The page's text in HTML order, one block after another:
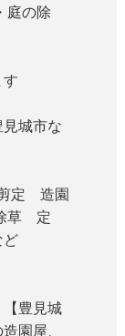
庭の除
城市な
定 造園
草 定
【豊見城
園屋、